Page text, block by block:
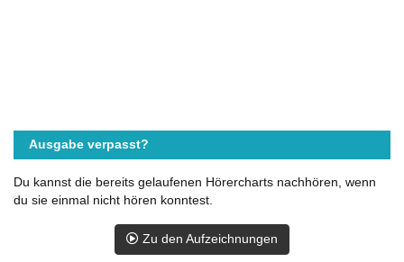
Ausgabe verpasst?
Du kannst die bereits gelaufenen Hörercharts nachhören, wenn
du sie einmal nicht hören konntest.
Zu den Aufzeichnungen